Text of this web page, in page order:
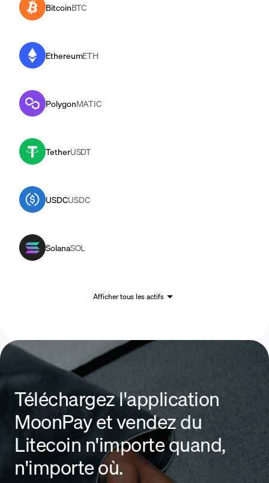
BitcoinBTC
EthereumETH
PolygonMATIC
TetherUSDT
USDCUSDC
SolanaSOL
Afficher tous les actifs
Téléchargez l'application
MoonPay et vendez du
Litecoin n'importe quand,
n'importe où.